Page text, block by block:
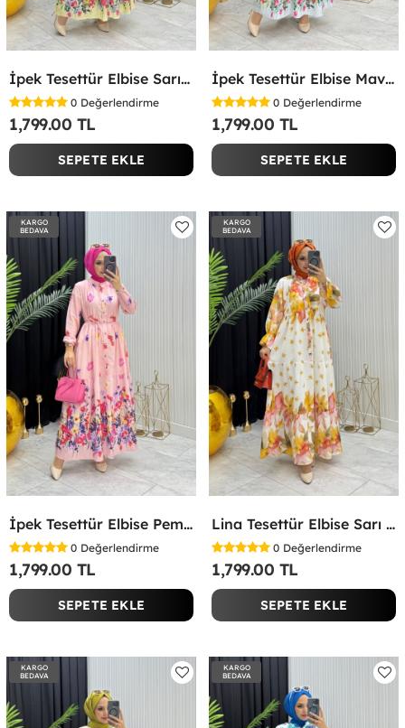
İpek Tesettür Elbise Sarı Sarı
0 Değerlendirme
1,799.00 TL
SEPETE EKLE
İpek Tesettür Elbise Mavi Mavi
0 Değerlendirme
1,799.00 TL
SEPETE EKLE
KARGO
BEDAVA
İpek Tesettür Elbise Pembe Pembe
0 Değerlendirme
1,799.00 TL
SEPETE EKLE
KARGO
BEDAVA
Lina Tesettür Elbise Sarı Sarı
0 Değerlendirme
1,799.00 TL
SEPETE EKLE
KARGO
BEDAVA
KARGO
BEDAVA